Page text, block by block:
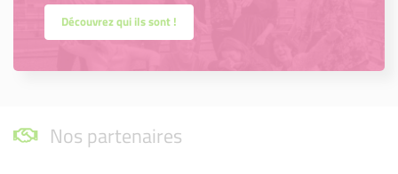
Découvrez qui ils sont !
Nos partenaires